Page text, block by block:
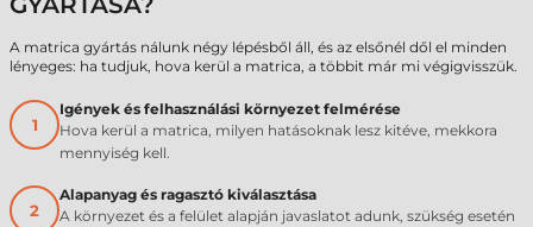
A matrica gyártás nálunk négy lépésből áll, és az elsőnél dől el minden
lényeges: ha tudjuk, hova kerül a matrica, a többit már mi végigvisszük.
1
Igények és felhasználási környezet felmérése
Hova kerül a matrica, milyen hatásoknak lesz kitéve, mekkora
mennyiség kell.
2
Alapanyag és ragasztó kiválasztása
A környezet és a felület alapján javaslatot adunk, szükség esetén